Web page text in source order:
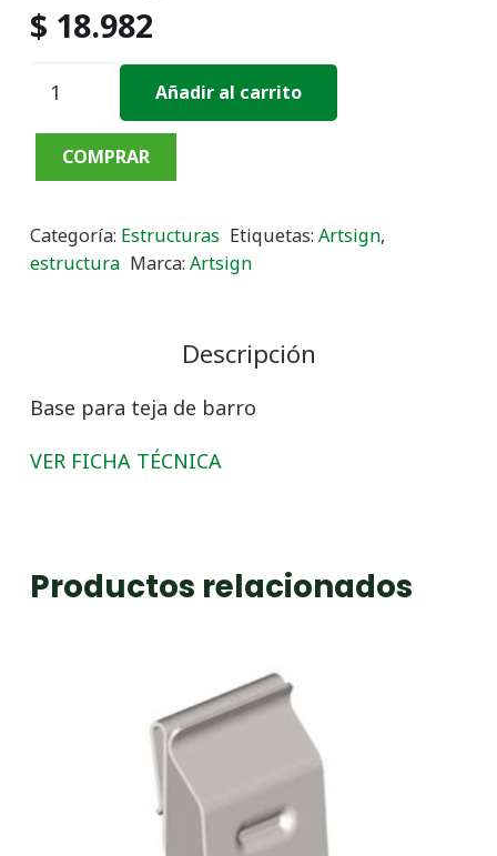
$ 18.982
Estructura
Paneles
Solares
AS-
RH-
Añadir al carrito
COMPRAR
Categoría: Estructuras Etiquetas:Artsign,
estructura Marca:Artsign
Descripción
Base para teja de barro
VER FICHA TÉCNICA
Productos relacionados